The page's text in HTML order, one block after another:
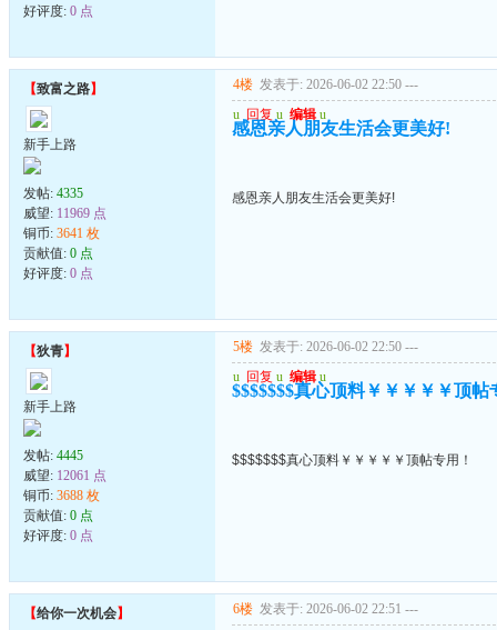
好评度: 0 点
【致富之路】
新手上路
发帖: 4335
威望: 11969 点
铜币: 3641 枚
贡献值: 0 点
好评度: 0 点
4楼 发表于: 2026-06-02 22:50 ---
u 回复 u 编辑 u
感恩亲人朋友生活会更美好!
感恩亲人朋友生活会更美好!
【狄青】
新手上路
发帖: 4445
威望: 12061 点
铜币: 3688 枚
贡献值: 0 点
好评度: 0 点
5楼 发表于: 2026-06-02 22:50 ---
u 回复 u 编辑 u
$$$$$$$真心顶料￥￥￥￥￥顶帖
$$$$$$$真心顶料￥￥￥￥￥顶帖专用！
【给你一次机会】 6楼 发表于: 2026-06-02 22:51 ---